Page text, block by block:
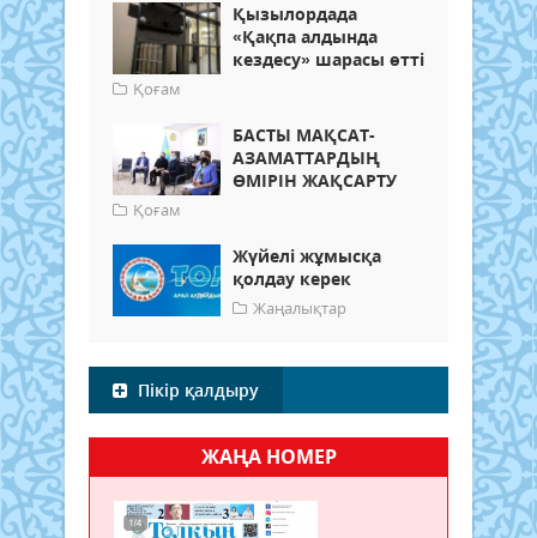
Қызылордада
«Қақпа алдында
кездесу» шарасы өтті
Қоғам
БАСТЫ МАҚСАТ-
АЗАМАТТАРДЫҢ
ӨМІРІН ЖАҚСАРТУ
Қоғам
Жүйелі жұмысқа
қолдау керек
Жаңалықтар
Пікір қалдыру
ЖАҢА НОМЕР